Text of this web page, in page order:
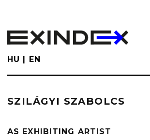
main
content
HU EN
SZILÁGYI SZABOLCS
AS EXHIBITING ARTIST